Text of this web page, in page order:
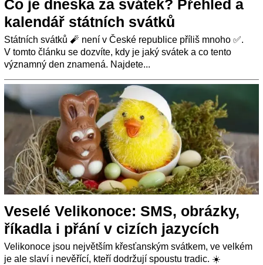
Co je dneska za svátek? Přehled a
kalendář státních svátků
Státních svátků 🧨 není v České republice příliš mnoho ✅.
V tomto článku se dozvíte, kdy je jaký svátek a co tento
významný den znamená. Najdete...
Veselé Velikonoce: SMS, obrázky,
říkadla i přání v cizích jazycích
Velikonoce jsou největším křesťanským svátkem, ve velkém
je ale slaví i nevěřící, kteří dodržují spoustu tradic. ☀️